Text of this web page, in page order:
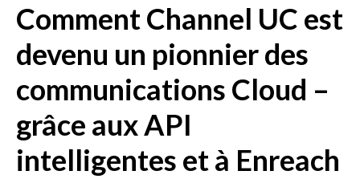
Comment Channel UC est
devenu un pionnier des
communications Cloud –
grâce aux API
intelligentes et à Enreach